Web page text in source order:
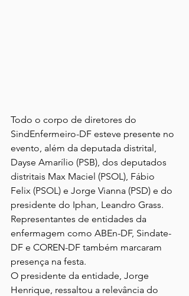
Todo o corpo de diretores do
SindEnfermeiro-DF esteve presente no
evento, além da deputada distrital,
Dayse Amarílio (PSB), dos deputados
distritais Max Maciel (PSOL), Fábio
Felix (PSOL) e Jorge Vianna (PSD) e do
presidente do Iphan, Leandro Grass.
Representantes de entidades da
enfermagem como ABEn-DF, Sindate-
DF e COREN-DF também marcaram
presença na festa.
O presidente da entidade, Jorge
Henrique, ressaltou a relevância do